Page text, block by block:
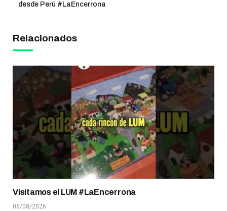
desde Perú #LaEncerrona
Relacionados
Visitamos el LUM #LaEncerrona
06/08/2026